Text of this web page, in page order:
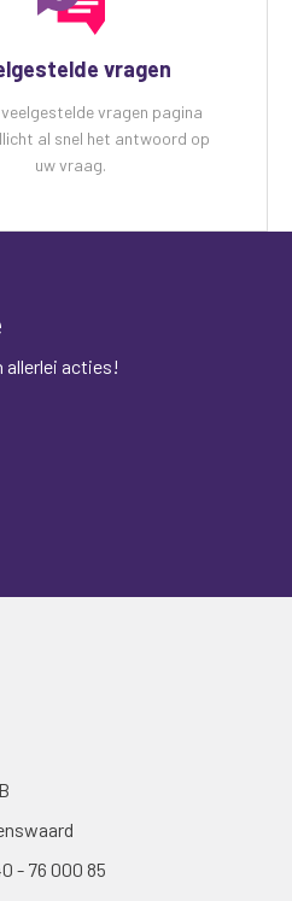
vragen
veelgestelde vragen pagina
al snel het antwoord op
uw vraag.
allerlei acties!
- 76 000 85